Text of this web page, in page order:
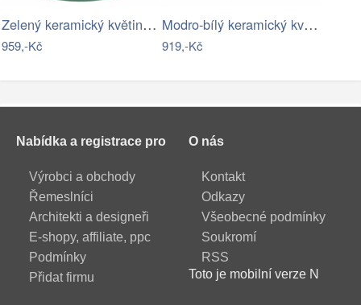
Zelený keramický květináč Green Gate…
959,-Kč
Modro-bílý keramický květináč Kähler…
919,-Kč
Nabídka a registrace pro
Výrobci a obchody
Řemeslníci
Architekti a designeři
E-shopy, affiliate, ppc
Podmínky
Přidat firmu
O nás
Kontakt
Odkazy
Všeobecné podmínky
Soukromí
RSS
Toto je mobilní verze N